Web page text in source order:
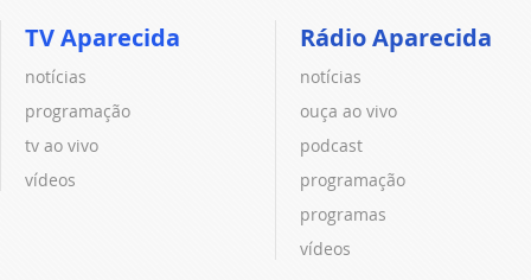
TV Aparecida
notícias
programação
tv ao vivo
vídeos
Rádio Aparecida
notícias
ouça ao vivo
podcast
programação
programas
vídeos